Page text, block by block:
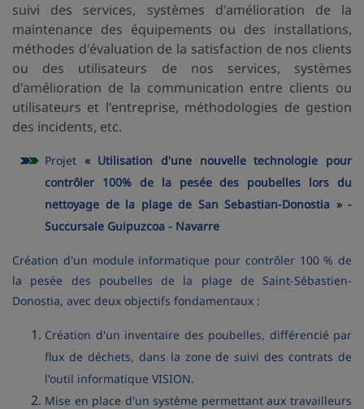
suivi des services, systèmes d'amélioration de la
maintenance des équipements ou des installations,
méthodes d'évaluation de la satisfaction de nos clients
ou des utilisateurs de nos services, systèmes
d'amélioration de la communication entre clients ou
utilisateurs et l'entreprise, méthodologies de gestion
des incidents, etc.
Projet « Utilisation d'une nouvelle technologie pour
contrôler 100% de la pesée des poubelles lors du
nettoyage de la plage de San Sebastian-Donostia » -
Succursale Guipuzcoa - Navarre
Création d'un module informatique pour contrôler 100 % de
la pesée des poubelles de la plage de Saint-Sébastien-
Donostia, avec deux objectifs fondamentaux :
Création d'un inventaire des poubelles, différencié par
flux de déchets, dans la zone de suivi des contrats de
l'outil informatique VISION.
Mise en place d'un système permettant aux travailleurs